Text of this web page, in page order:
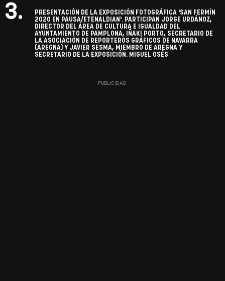
3.
PRESENTACIÓN DE LA EXPOSICIÓN FOTOGRÁFICA 'SAN FERMÍN
2020 EN PAUSA/ETENALDIAN'. PARTICIPAN JORGE URDÁNOZ,
DIRECTOR DEL ÁREA DE CULTURA E IGUALDAD DEL
AYUNTAMIENTO DE PAMPLONA, IÑAKI PORTO, SECRETARIO DE
LA ASOCIACIÓN DE REPORTEROS GRÁFICOS DE NAVARRA
(AREGNA) Y JAVIER SESMA, MIEMBRO DE AREGNA Y
SECRETARIO DE LA EXPOSICIÓN. MIGUEL OSÉS